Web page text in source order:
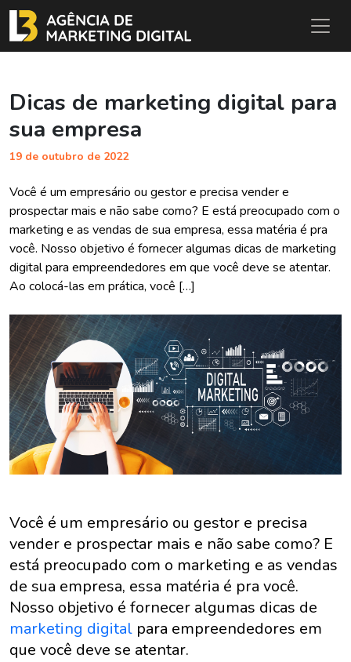
Dicas de marketing digital para
sua empresa
19 de outubro de 2022
Você é um empresário ou gestor e precisa vender e
prospectar mais e não sabe como? E está preocupado com o
marketing e as vendas de sua empresa, essa matéria é pra
você. Nosso objetivo é fornecer algumas dicas de marketing
digital para empreendedores em que você deve se atentar.
Ao colocá-las em prática, você […]
Você é um empresário ou gestor e precisa
vender e prospectar mais e não sabe como? E
está preocupado com o marketing e as vendas
de sua empresa, essa matéria é pra você.
Nosso objetivo é fornecer algumas dicas de
marketing digital para empreendedores em
que você deve se atentar.